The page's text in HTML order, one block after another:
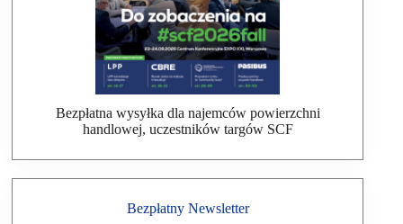
Bezpłatna wysyłka dla najemców powierzchni
handlowej, uczestników targów SCF
Bezpłatny Newsletter